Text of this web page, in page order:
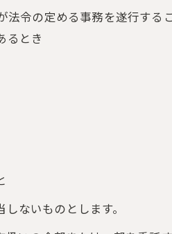
令の定める事務を遂行す
るとき
ないものとします。
ご予約はこちら